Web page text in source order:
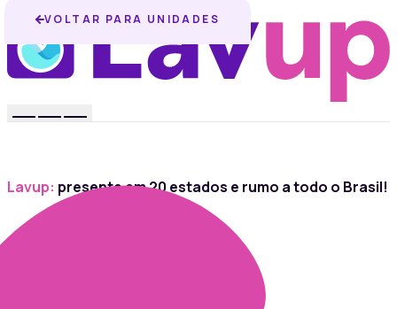
Lavup: presente em 20 estados e rumo a todo o Brasil!
VOLTAR PARA UNIDADES